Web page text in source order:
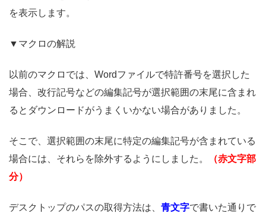
を表示します。
▼マクロの解説
以前のマクロでは、Wordファイルで特許番号を選択した
場合、改行記号などの編集記号が選択範囲の末尾に含まれ
るとダウンロードがうまくいかない場合がありました。
そこで、選択範囲の末尾に特定の編集記号が含まれている
場合には、それらを除外するようにしました。
（赤文字部
分）
デスクトップのパスの取得方法は、 青文字で書いた通りで